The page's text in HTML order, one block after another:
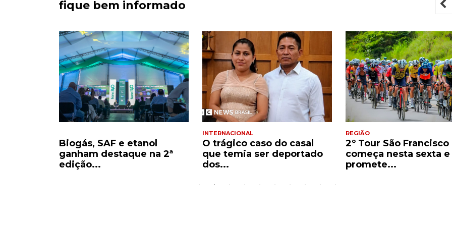
fique bem informado
Biogás, SAF e etanol
ganham destaque na 2ª
edição...
INTERNACIONAL
O trágico caso do casal
que temia ser deportado
dos...
REGIÃO
2º Tour São Francisco
começa nesta sexta e
promete...